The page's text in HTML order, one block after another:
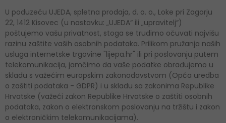
U poduzeću UJEDA, spletna prodaja, d. o. o., Loke pri Zagorju
22, 1412 Kisovec (u nastavku: „UJEDA“ ili „upravitelj“)
poštujemo vašu privatnost, stoga se trudimo očuvati najvišu
razinu zaštite vaših osobnih podataka. Prilikom pružanja naših
usluga internetske trgovine "lijepa.hr" ili pri poslovanju putem
telekomunikacija, jamčimo da vaše podatke obrađujemo u
skladu s važećim europskim zakonodavstvom (Opća uredba
o zaštiti podataka - GDPR) i u skladu sa zakonima Republike
Hrvatske (važeći zakon Republike Hrvatske o zaštiti osobnih
podataka, zakon o elektronskom poslovanju na tržištu i zakon
o elektroničkim telekomunikacijama).